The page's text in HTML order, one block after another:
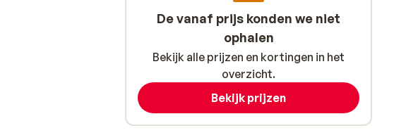
De vanaf prijs konden we niet
ophalen
Bekijk alle prijzen en kortingen in het
overzicht.
Bekijk prijzen